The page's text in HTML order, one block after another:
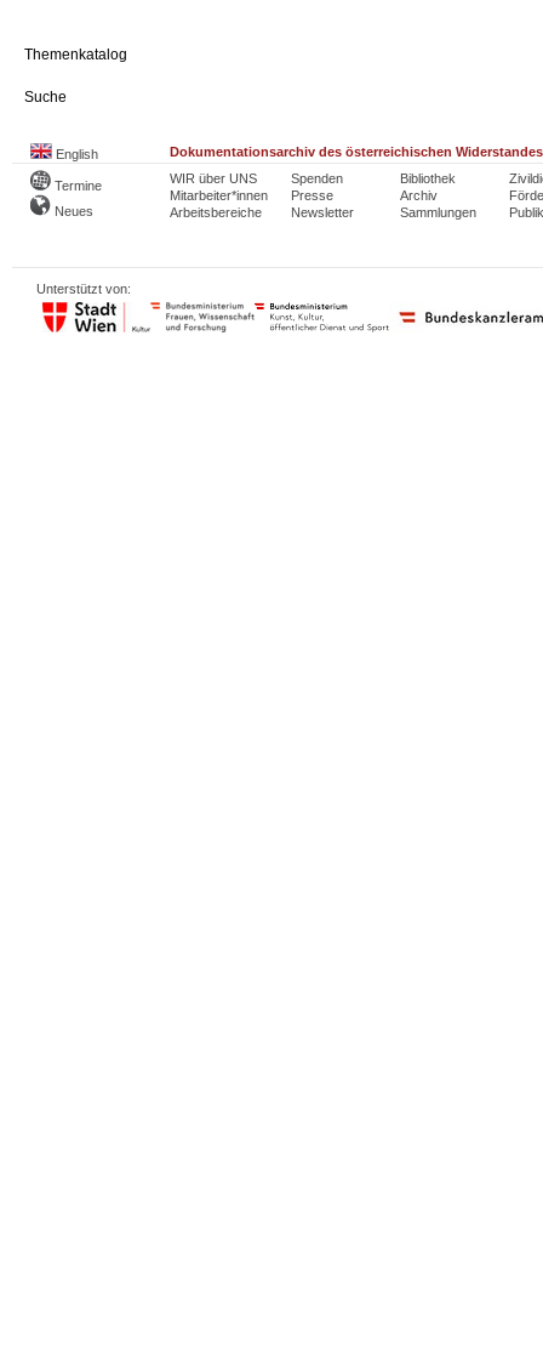
Themenkatalog
Suche
English Dokumentationsarchiv des österreichischen Widerstandes
Termine
Neues
WIR über UNS
Mitarbeiter*innen
Arbeitsbereiche
Spenden
Presse
Newsletter
Bibliothek
Archiv
Sammlungen
Unterstützt von: